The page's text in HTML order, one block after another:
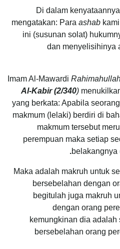
Di dalam
mengatakan: Para ashab
ini (susunan solat)
dan menyelisihinya
Imam Al-Mawardi
Al-Kabir (2/340)
yang berkata: Apabila
makmum (lelaki) berdiri di
makmum tersebut
perempuan maka setiap
belakangnya
.
Maka adalah makruh untuk
bersebelahan dengan
begitulah juga makruh
dengan orang
kemungkinan dia
bersebelahan orang